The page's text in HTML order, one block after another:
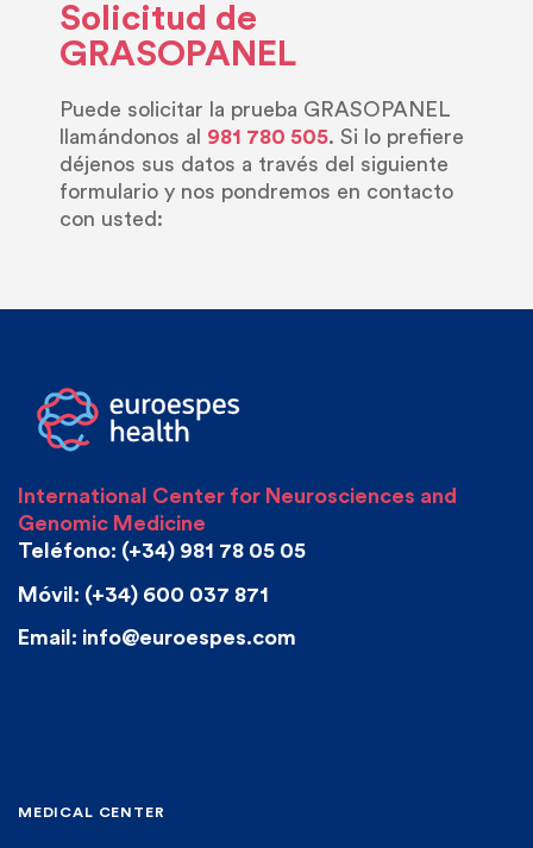
Solicitud de
GRASOPANEL
Puede solicitar la prueba GRASOPANEL
llamándonos al 981 780 505. Si lo prefiere
déjenos sus datos a través del siguiente
formulario y nos pondremos en contacto
con usted:
International Center for Neurosciences and
Genomic Medicine
Teléfono: (+34) 981 78 05 05
Móvil: (+34) 600 037 871
Email: info@euroespes.com
MEDICAL CENTER